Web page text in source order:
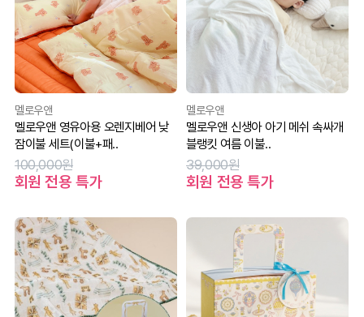
멜로우앤
멜로우앤 영유아용 오렌지베어 낮
잠이불 세트(이불+패..
100,000원
회원 전용 특가
멜로우앤
멜로우앤 신생아 아기 메쉬 속싸개
블랭킷 여름 이불..
39,000원
회원 전용 특가